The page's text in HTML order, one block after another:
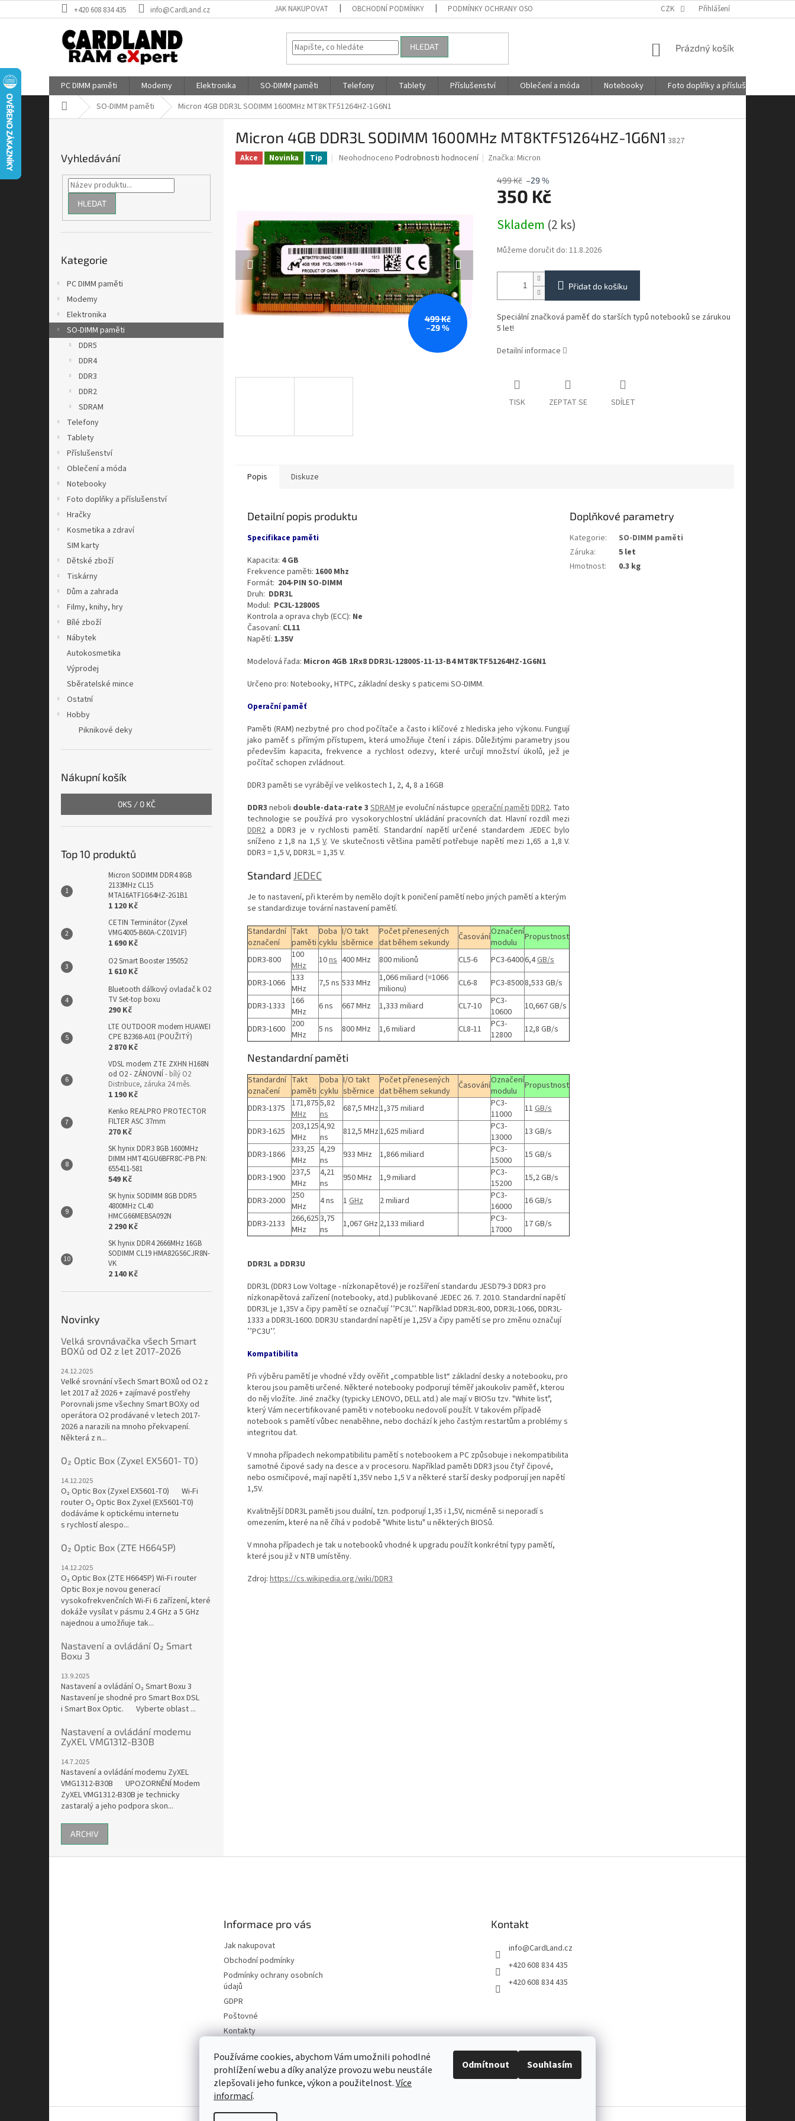
Používáme cookies, abychom Vám umožnili pohodlné
prohlížení webu a díky analýze provozu webu neustále
zlepšovali jeho funkce, výkon a použitelnost.Více
informací.
Odmítnout Souhlasím
na
+420 608 834 435 info@CardLand.cz JAK NAKUPOVAT OBCHODNÍ PODMÍNKY PODMÍNKY OCHRANY OSOBNÍCH ÚDAJŮ POŠTOVNÉ KONTAKTY
CZK Přihlášení
HLEDAT
NÁKUPNÍ
Prázdný košík
PC DIMM paměti Modemy Elektronika SO-DIMM paměti Telefony Tablety Příslušenství Oblečení a móda Notebooky Foto doplňky a příslušenství
Domů SO-DIMM paměti Micron 4GB DDR3L SODIMM 1600MHz MT8KTF51264HZ-1G6N1
Vyhledávání
HLEDAT
kategorie
Kategorie
PC DIMM paměti
Modemy
Elektronika
SO-DIMM paměti
DDR5
DDR4
DDR3
DDR2
SDRAM
Telefony
Tablety
Příslušenství
Oblečení a móda
Notebooky
Foto doplňky a příslušenství
Hračky
Kosmetika a zdraví
SIM karty
Dětské zboží
Tiskárny
Dům a zahrada
Filmy, knihy, hry
Bílé zboží
Nábytek
Autokosmetika
Výprodej
Sběratelské mince
Ostatní
Hobby
Piknikové deky
Nákupní košík
0KS / 0 KČ
Top 10 produktů
Micron SODIMM DDR4 8GB
2133MHz CL15
MTA16ATF1G64HZ-2G1B1
1 120 Kč
CETIN Terminátor (Zyxel
VMG4005-B60A-CZ01V1F)
1 690 Kč
O2 Smart Booster 195052
1 610 Kč
Bluetooth dálkový ovladač k O2
TV Set-top boxu
290 Kč
LTE OUTDOOR modem HUAWEI
CPE B2368-A01 (POUŽITÝ)
2 870 Kč
VDSL modem ZTE ZXHN H168N
od O2 - ZÁNOVNÍ - bílý O2
Distribuce, záruka 24 měs.
1 190 Kč
Kenko REALPRO PROTECTOR
FILTER ASC 37mm
270 Kč
SK hynix DDR3 8GB 1600MHz
DIMM HMT41GU6BFR8C-PB PN:
655411-581
549 Kč
SK hynix SODIMM 8GB DDR5
4800MHz CL40
HMCG66MEBSA092N
2 290 Kč
SK hynix DDR4 2666MHz 16GB
SODIMM CL19 HMA82GS6CJR8N-
VK
2 140 Kč
Novinky
Velká srovnávačka všech Smart
BOXů od O2 z let 2017-2026
24.12.2025
Velké srovnání všech Smart BOXů od O2 z
let 2017 až 2026 + zajímavé postřehy
Porovnali jsme všechny Smart BOXy od
operátora O2 prodávané v letech 2017-
2026 a narazili na mnoho překvapení.
Některá z n...
O₂ Optic Box (Zyxel EX5601‑T0)
14.12.2025
O₂ Optic Box (Zyxel EX5601‑T0) Wi-Fi
router O₂ Optic Box Zyxel (EX5601-T0)
dodáváme k optickému internetu
s rychlostí alespo...
O₂ Optic Box (ZTE H6645P)
14.12.2025
O₂ Optic Box (ZTE H6645P) Wi-Fi router
Optic Box je novou generací
vysokofrekvenčních Wi-Fi 6 zařízení, které
dokáže vysílat v pásmu 2.4 GHz a 5 GHz
najednou a umožňuje tak...
Nastavení a ovládání O₂ Smart
Boxu 3
13.9.2025
Nastavení a ovládání O₂ Smart Boxu 3
Nastavení je shodné pro Smart Box DSL
i Smart Box Optic. Vyberte oblast ...
Nastavení a ovládání modemu
ZyXEL VMG1312-B30B
14.7.2025
Nastavení a ovládání modemu ZyXEL
VMG1312-B30B UPOZORNĚNÍ Modem
ZyXEL VMG1312-B30B je technicky
zastaralý a jeho podpora skon...
ARCHIV
Micron 4GB DDR3L SODIMM 1600MHz MT8KTF51264HZ-1G6N1 3827
Akce Novinka Tip
Průměrné
5
hvězdiček.
Neohodnoceno Podrobnosti hodnocení Značka:Micron
499 Kč
–29 %
499 Kč –29 %
350 Kč
cena:
Skladem (2 ks)
Můžeme doručit do: 11.8.2026
Přidat do košíku
Speciální značková paměť do starších typů notebooků se zárukou
5 let!
Detailní informace
TISK ZEPTAT SE SDÍLET
Popis Diskuze
Detailní popis produktu
Specifikace paměti
Kapacita: 4 GB
Frekvence paměti: 1600 Mhz
Formát: 204-PIN SO-DIMM
Druh: DDR3L
Modul: PC3L-12800S
Kontrola a oprava chyb (ECC): Ne
Časovaní: CL11
Napětí: 1.35V
Modelová řada: Micron 4GB 1Rx8 DDR3L-12800S-11-13-B4 MT8KTF51264HZ-1G6N1
Určeno pro: Notebooky, HTPC, základní desky s paticemi SO-DIMM.
Operační paměť
Paměti (RAM) nezbytné pro chod počítače a často i klíčové z hlediska jeho výkonu. Fungují
jako paměť s přímým přístupem, která umožňuje čtení i zápis. Důležitými parametry jsou
především kapacita, frekvence a rychlost odezvy, které určují množství úkolů, jež je
počítač schopen zvládnout.
DDR3 paměti se vyrábějí ve velikostech 1, 2, 4, 8 a 16GB
DDR3 neboli double-data-rate 3 SDRAM je evoluční nástupceoperační paměti DDR2. Tato
technologie se používá pro vysokorychlostní ukládání pracovních dat. Hlavní rozdíl mezi
DDR2 a DDR3 je v rychlosti pamětí. Standardní napětí určené standardem JEDEC bylo
sníženo z 1,8 na 1,5V. Ve skutečnosti většina pamětí potřebuje napětí mezi 1,65 a 1,8 V.
DDR3 = 1,5 V, DDR3L = 1,35 V.
Standard JEDEC
Je to nastavení, při kterém by nemělo dojít k poničení pamětí nebo jiných pamětí a kterým
se standardizuje tovární nastavení pamětí.
Standardní
označení
Takt
paměti
Doba
cyklu
I/O takt
sběrnice
Počet přenesených
dat během sekundy
ČasováníOznačení
modulu
Propustnost
DDR3-800
100
MHz
10ns 400 MHz 800 milionů CL5-6 PC3-64006,4GB/s
DDR3-1066 133
MHz
7,5 ns 533 MHz
1,066 miliard (=1066
milionu)
CL6-8 PC3-85008,533 GB/s
DDR3-1333 166
MHz
6 ns 667 MHz 1,333 miliard CL7-10
PC3-
10600
10,667 GB/s
DDR3-1600 200
MHz
5 ns 800 MHz 1,6 miliard CL8-11
PC3-
12800
12,8 GB/s
Nestandardní paměti
Standardní
označení
Takt
paměti
Doba
cyklu
I/O takt
sběrnice
Počet přenesených
dat během sekundy
ČasováníOznačení
modulu
Propustnost
DDR3-1375 171,875
MHz
5,82
ns
687,5 MHz1,375 miliard
PC3-
11000
11 GB/s
DDR3-1625
203,125
MHz
4,92
ns
812,5 MHz1,625 miliard
PC3-
13000
13 GB/s
DDR3-1866 233,25
MHz
4,29
ns
933 MHz 1,866 miliard
PC3-
15000
15 GB/s
DDR3-1900 237,5
MHz
4,21
ns
950 MHz 1,9 miliard
PC3-
15200
15,2 GB/s
DDR3-2000 250
MHz
4 ns 1 GHz 2 miliard
PC3-
16000
16 GB/s
DDR3-2133
266,625
MHz
3,75
ns
1,067 GHz 2,133 miliard
PC3-
17000
17 GB/s
DDR3L a DDR3U
DDR3L (DDR3 Low Voltage - nízkonapětové) je rozšíření standardu JESD79-3 DDR3 pro
nízkonapětová zařízení (notebooky, atd.) publikované JEDEC 26. 7. 2010. Standardní napětí
DDR3L je 1,35V a čipy pamětí se označují ’’PC3L’’. Například DDR3L‐800, DDR3L‐1066, DDR3L‐
1333 a DDR3L‐1600. DDR3U standardní napětí je 1,25V a čipy pamětí se pro změnu označují
’’PC3U’’.
Kompatibilita
Při výběru pamětí je vhodné vždy ověřit „compatible list“ základní desky a notebooku, pro
kterou jsou paměti určené. Některé notebooky podporují téměř jakoukoliv paměť, kterou
do něj vložíte. Jiné značky (typicky LENOVO, DELL atd.) ale mají v BIOSu tzv. "White list",
který Vám necertifikované paměti v notebooku nedovolí použít. V takovém případě
notebook s pamětí vůbec nenaběhne, nebo dochází k jeho častým restartům a problémy s
integritou dat.
V mnoha případech nekompatibilitu pamětí s notebookem a PC způsobuje i nekompatibilita
samotné čipové sady na desce a v procesoru. Například paměti DDR3 jsou čtyř čipové,
nebo osmičipové, mají napětí 1,35V nebo 1,5 V a některé starší desky podporují jen napětí
1,5V.
Kvalitnější DDR3L paměti jsou duální, tzn. podporují 1,35 i 1,5V, nicméně si neporadí s
omezením, které na ně číhá v podobě "White listu" u některých BIOSů.
V mnoha případech je tak u notebooků vhodné k upgradu použít konkrétní typy pamětí,
které jsou již v NTB umístěny.
Zdroj: https://cs.wikipedia.org/wiki/DDR3
Doplňkové parametry
Kategorie:
SO-DIMM paměti
Záruka:
5 let
Hmotnost: 0.3 kg
Informace pro vás
Jak nakupovat
Obchodní podmínky
Podmínky ochrany osobních
údajů
GDPR
Poštovné
Kontakty
Kontakt
info@CardLand.cz
+420 608 834 435
+420 608 834 435
2011 - 2026 © www.CardLand.cz